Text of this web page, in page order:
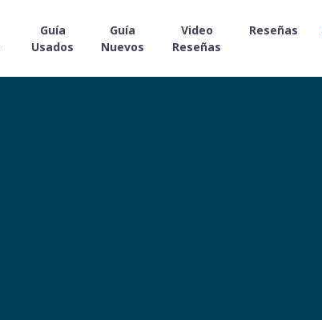
Guía
Usados
Guía
Nuevos
Video
Reseñas
Reseñas